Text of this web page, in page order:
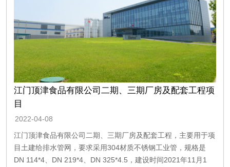
江门顶津食品有限公司二期、三期厂房及配套工程项
目
2022-04-08
江门顶津食品有限公司二期、三期厂房及配套工程，主要用于项
目土建给排水管网，要求采用304材质不锈钢工业管，规格是
DN 114*4、DN 219*4、DN 325*4.5，建设时间2021年11月1